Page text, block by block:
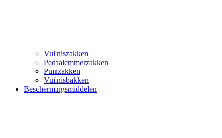
Vuilniszakken
Pedaalemmerzakken
Puinzakken
Vuilnisbakken
Beschermingsmiddelen